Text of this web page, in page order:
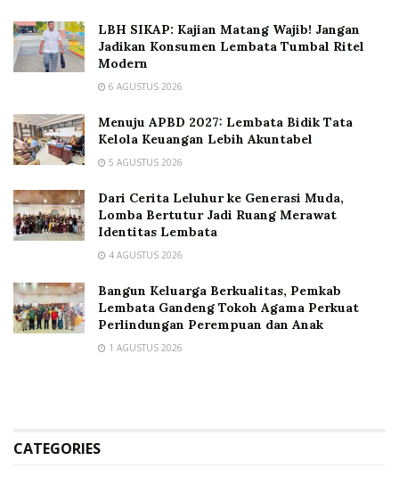
LBH SIKAP: Kajian Matang Wajib! Jangan
Jadikan Konsumen Lembata Tumbal Ritel
Modern
6 AGUSTUS 2026
Menuju APBD 2027: Lembata Bidik Tata
Kelola Keuangan Lebih Akuntabel
5 AGUSTUS 2026
Dari Cerita Leluhur ke Generasi Muda,
Lomba Bertutur Jadi Ruang Merawat
Identitas Lembata
4 AGUSTUS 2026
Bangun Keluarga Berkualitas, Pemkab
Lembata Gandeng Tokoh Agama Perkuat
Perlindungan Perempuan dan Anak
1 AGUSTUS 2026
CATEGORIES